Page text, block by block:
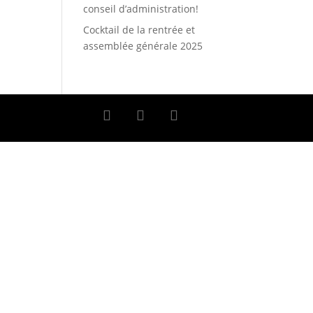
conseil d’administration!
Cocktail de la rentrée et
assemblée générale 2025